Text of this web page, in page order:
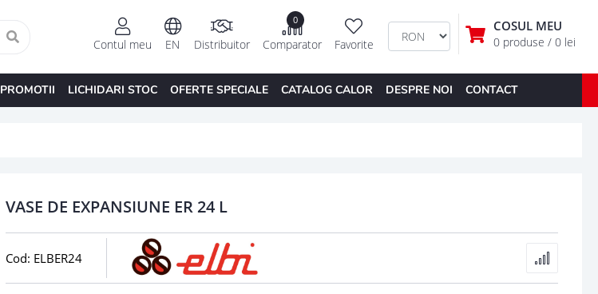
COSUL MEU
0 produse / 0 lei
Favorite
0
Comparator
Distribuitor
EN
Contul meu
PROMOTII LICHIDARI STOC OFERTE SPECIALE CATALOG CALOR DESPRE NOI CONTACT
VASE DE EXPANSIUNE ER 24 L
Cod: ELBER24